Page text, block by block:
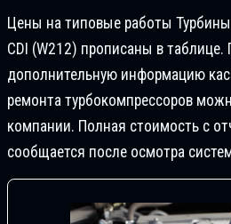
Цены на типовые работы
CDI (W212) прописаны в таблице.
дополнительную информацию
ремонта турбокомпрессоров
компании. Полная стоимость с
сообщается после осмотра